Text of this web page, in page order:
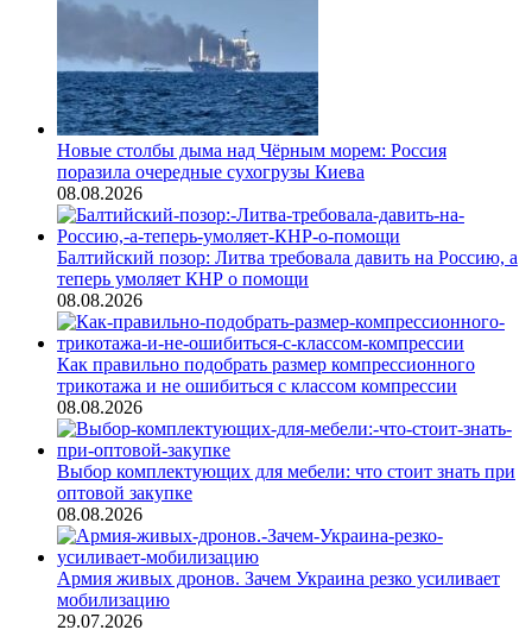
Новые столбы дыма над Чёрным морем: Россия
поразила очередные сухогрузы Киева
08.08.2026
Балтийский позор: Литва требовала давить на Россию, а
теперь умоляет КНР о помощи
08.08.2026
Как правильно подобрать размер компрессионного
трикотажа и не ошибиться с классом компрессии
08.08.2026
Выбор комплектующих для мебели: что стоит знать при
оптовой закупке
08.08.2026
Армия живых дронов. Зачем Украина резко усиливает
мобилизацию
29.07.2026